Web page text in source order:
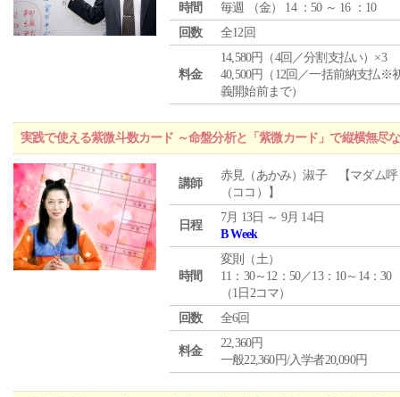
時間
毎週 （金） 14 ：50 ～ 16 ：10
回数
全12回
料金
14,580円（4回／分割支払い）×3
40,500円（12回／一括前納支払※
義開始前まで）
実践で使える紫微斗数カード ～命盤分析と「紫微カード」で縦横無尽
講師
赤見（あかみ）淑子 【マダム呼
（ココ）】
日程
7月 13日 ～ 9月 14日
B Week
時間
変則（土）
11：30～12：50／13：10～14：30
（1日2コマ）
回数
全6回
料金
22,360円
一般22,360円/入学者20,090円